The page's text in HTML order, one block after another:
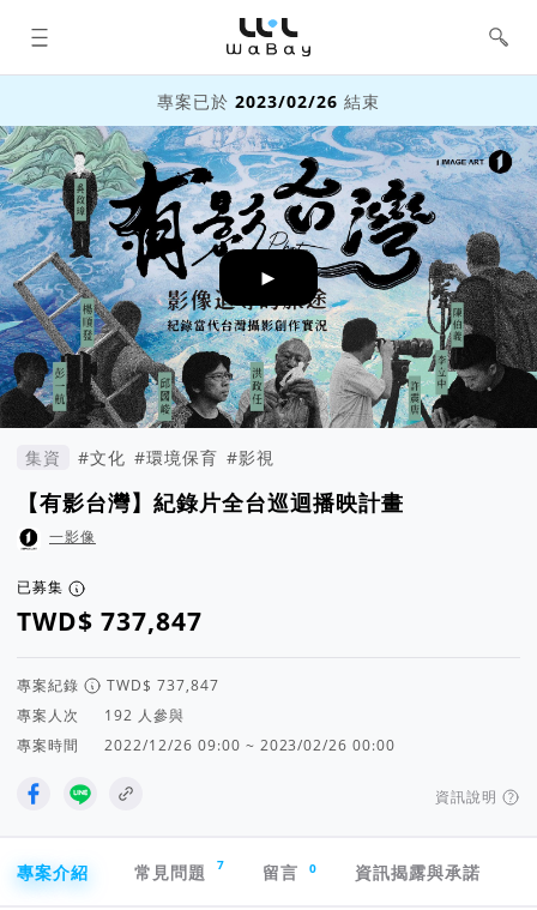
WaBay 挖貝 | 台灣最值得信賴的群眾
集資 / 群眾募資平台
專案已於2023/02/26 結束
►
集資 #文化 #環境保育 #影視
【有影台灣】紀錄片全台巡迴播映計畫
一影像
已募集
專案紀錄
專案人次
人參與
專案時間
2022/12/26 09:00 ~ 2023/02/26 00:00
資訊說明
專案介紹
常見問題 7 留言 0 資訊揭露與承諾